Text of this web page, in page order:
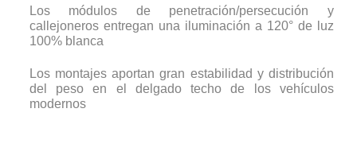
Los módulos de penetración/persecución y
callejoneros entregan una iluminación a 120° de luz
100% blanca
Los montajes aportan gran estabilidad y distribución
del peso en el delgado techo de los vehículos
modernos